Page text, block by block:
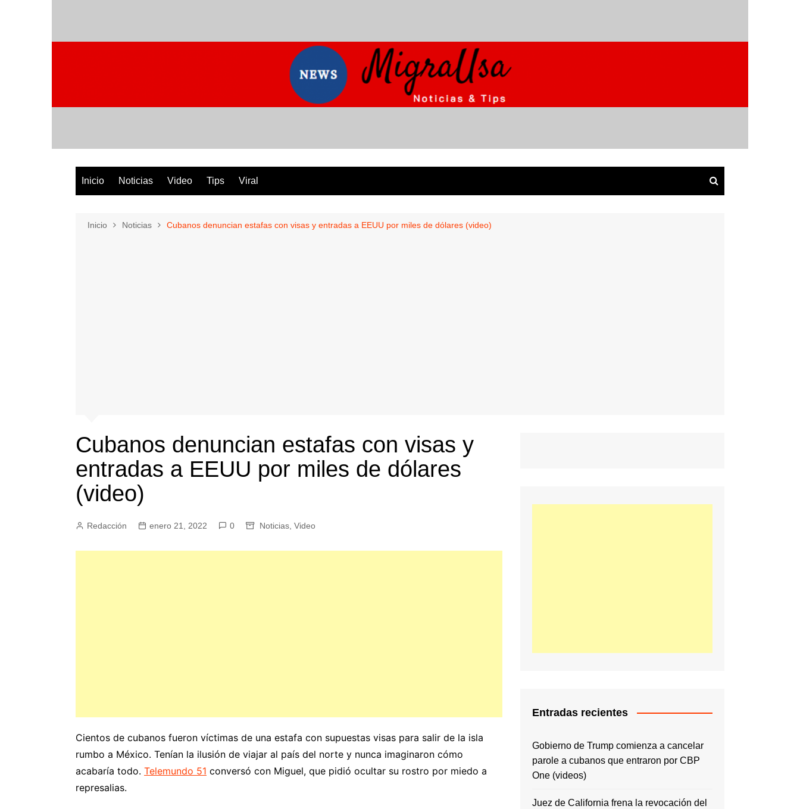
Inicio Noticias Video Tips Viral
Inicio Noticias Cubanos denuncian estafas con visas y entradas a EEUU por miles de dólares (video)
Cubanos denuncian estafas con visas y
entradas a EEUU por miles de dólares
(video)
Redacción enero 21, 2022 0 Noticias Video
Cientos de cubanos fueron víctimas de una estafa con supuestas visas para salir de la isla
rumbo a México. Tenían la ilusión de viajar al país del norte y nunca imaginaron cómo
acabaría todo. Telemundo 51 conversó con Miguel, que pidió ocultar su rostro por miedo a
represalias.
Entradas recientes
Gobierno de Trump comienza a cancelar
parole a cubanos que entraron por CBP
One (videos)
Juez de California frena la revocación del